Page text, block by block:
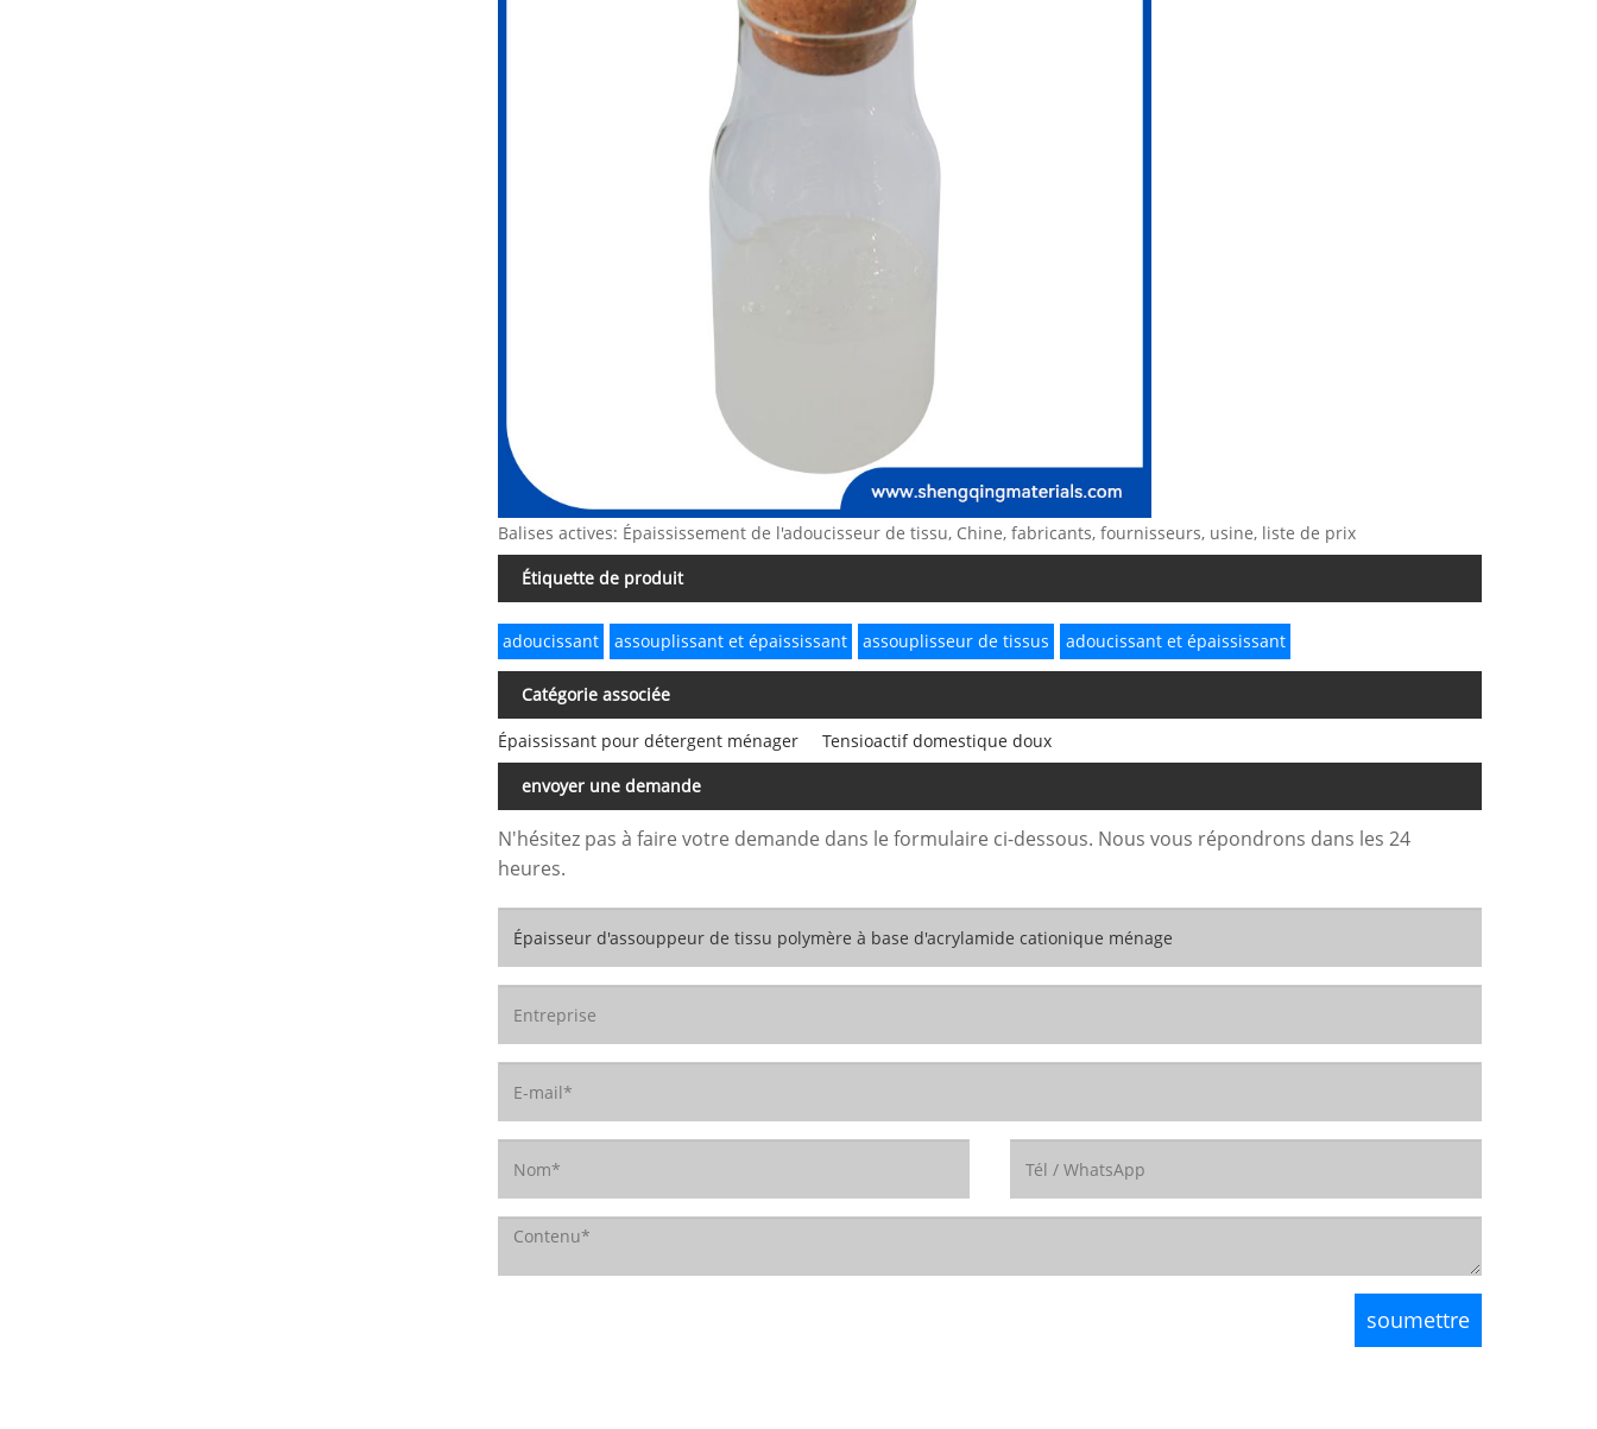
Balises actives: Épaississement de l'adoucisseur de tissu, Chine, fabricants, fournisseurs, usine, liste de prix
Étiquette de produit
adoucissant assouplissant et épaississant assouplisseur de tissus adoucissant et épaississant
Catégorie associée
Épaississant pour détergent ménager Tensioactif domestique doux
envoyer une demande
N'hésitez pas à faire votre demande dans le formulaire ci-dessous. Nous vous répondrons dans les 24
heures.